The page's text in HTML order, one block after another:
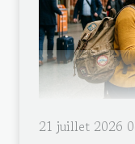
21 juillet 2026